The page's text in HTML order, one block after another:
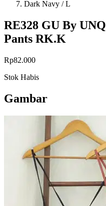
Dark Navy / L
RE328 GU By
Pants RK.K
Rp82.000
Stok Habis
Gambar